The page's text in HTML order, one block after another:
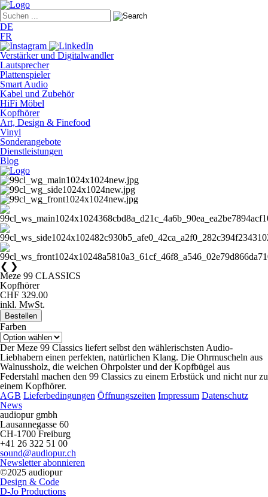
DE
FR
Verstärker und Digitalwandler
Lautsprecher
Plattenspieler
Smart Audio
Kabel und Zubehör
HiFi Möbel
Kopfhörer
Art, Design & Finefood
Vinyl
Sonderangebote
Dienstleistungen
Blog
❮ ❯
Meze 99 CLASSICS
Kopfhörer
CHF 329.00
inkl. MwSt.
Bestellen
Farben
Der Meze 99 Classics liefert selbst den wählerischsten Audio-
Liebhabern einen perfekten, natürlichen Klang. Die Ohrmuscheln aus
Walnussholz, die weichen Ohrpolster und der Kopfbügel aus
Federstahl machen den 99 Classics zu einem Erbstück und nicht nur zu
einem Kopfhörer.
AGB Lieferbedingungen Öffnungszeiten Impressum Datenschutz
News
audiopur gmbh
Lausannegasse 60
CH-1700 Freiburg
+41 26 322 51 00
sound@audiopur.ch
Newsletter abonnieren
©2025 audiopur
Design & Code
D-Jo Productions